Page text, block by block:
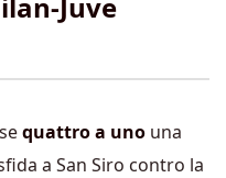
quattro a uno una
a San Siro contro la